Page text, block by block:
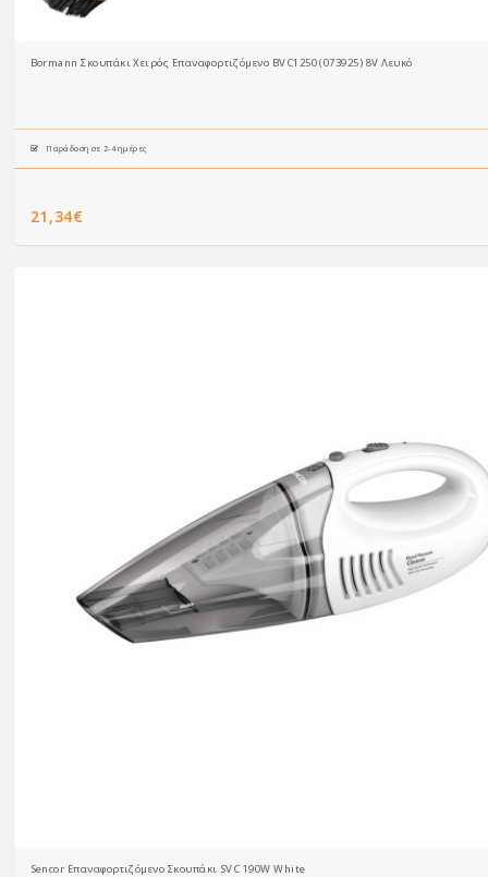
Bormann Σκουπάκι Χειρός Επαναφορτιζόμενο BVC1250 (073925) 8V Λευκό
Παράδοση σε 2-4 ημέρες
21,34€
Sencor Επαναφορτιζόμενο Σκουπάκι SVC 190W White